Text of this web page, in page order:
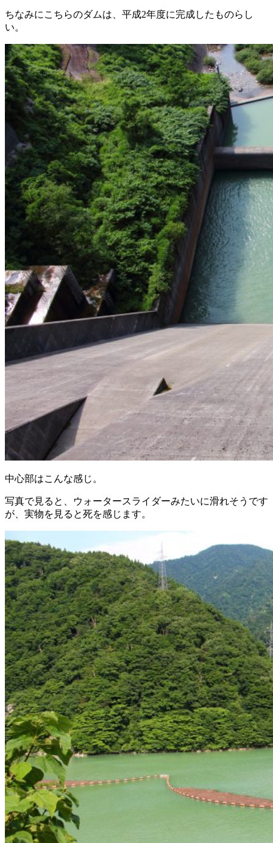
ちなみにこちらのダムは、平成2年度に完成したものらし
い。
中心部はこんな感じ。
写真で見ると、ウォータースライダーみたいに滑れそうです
が、実物を見ると死を感じます。